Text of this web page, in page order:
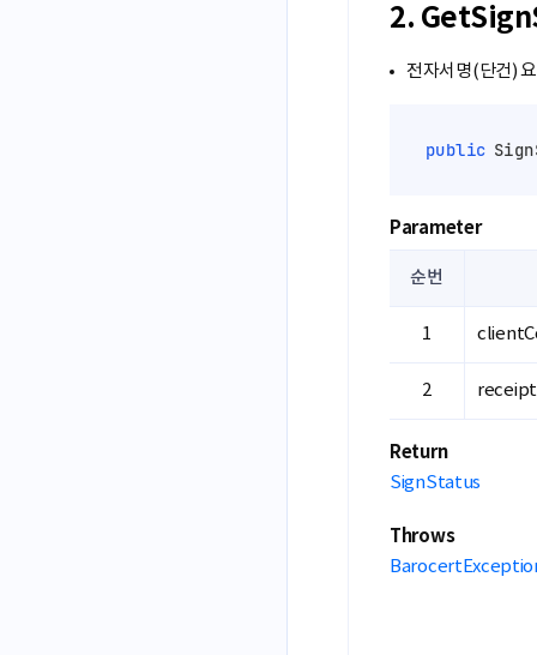
2.
전자서명(단건)
public
Parameter
순번
Return
SignStatus
Throws